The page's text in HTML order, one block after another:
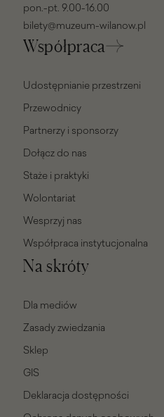
pon.-pt. 9.00-16.00
bilety@muzeum-wilanow.pl
Współpraca
Udostępnianie przestrzeni
Przewodnicy
Partnerzy i sponsorzy
Dołącz do nas
Staże i praktyki
Wolontariat
Wesprzyj nas
Współpraca instytucjonalna
Na skróty
Dla mediów
Zasady zwiedzania
Sklep
GIS
Deklaracja dostępności